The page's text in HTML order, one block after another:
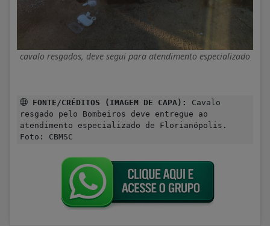
cavalo resgados, deve segui para atendimento especializado
FONTE/CRÉDITOS (IMAGEM DE CAPA):
Cavalo
resgado pelo Bombeiros deve entregue ao
atendimento especializado de Florianópolis.
Foto: CBMSC